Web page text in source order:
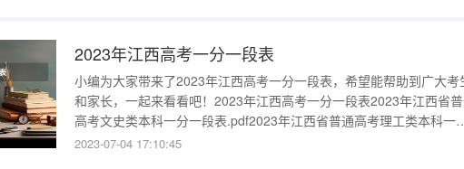
2023年江西高考一分一段表
小编为大家带来了2023年江西高考一分一段表，希望能帮助到广大考
和家长，一起来看看吧！2023年江西高考一分一段表2023年江西省
高考文史类本科一分一段表.pdf2023年江西省普通高考理工类本科一
一段表.pdf2023年江西省三校文理一分一段表.pdf以上就是小编整理的
2023-07-04 17:10:45